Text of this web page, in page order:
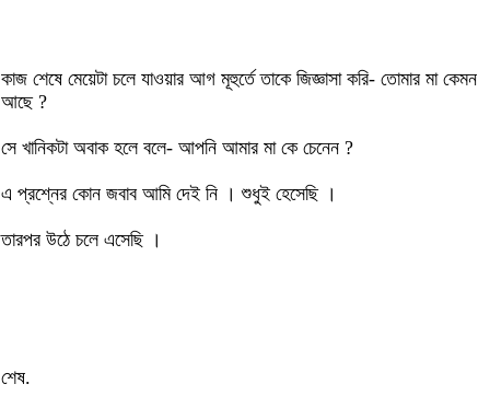
কাজ শেষে মেয়েটা চলে যাওয়ার আগ মূহুর্তে তাকে জিজ্ঞাসা করি- তোমার মা কেমন
আছে ?
সে খানিকটা অবাক হলে বলে- আপনি আমার মা কে চেনেন ?
এ প্রশ্নের কোন জবাব আমি দেই নি । শুধুই হেসেছি ।
তারপর উঠে চলে এসেছি ।
শেষ.